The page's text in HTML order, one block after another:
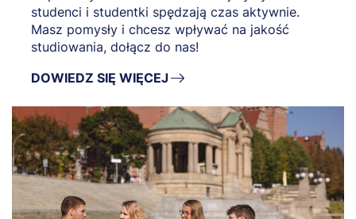
studenci i studentki spędzają czas aktywnie.
Masz pomysły i chcesz wpływać na jakość
studiowania, dołącz do nas!
DOWIEDZ SIĘ WIĘCEJ